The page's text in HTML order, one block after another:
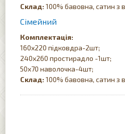
Склад: 100% бавовна, сатин з
Сімейний
Комплектація:
160х220 підковдра-2шт;
240х260 простирадло -1шт;
50х70 наволочка-4шт;
Склад: 100% бавовна, сатин з